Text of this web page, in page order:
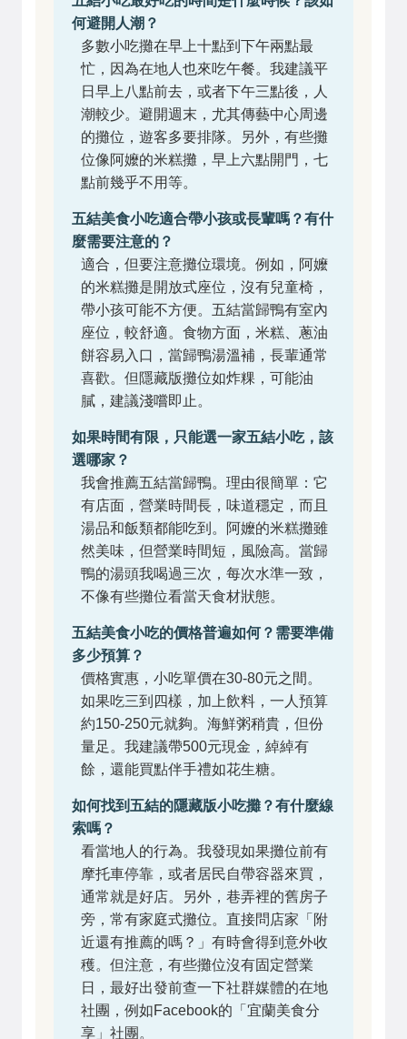
何避開人潮？
多數小吃攤在早上十點到下午兩點最
忙，因為在地人也來吃午餐。我建議平
日早上八點前去，或者下午三點後，人
潮較少。避開週末，尤其傳藝中心周邊
的攤位，遊客多要排隊。另外，有些攤
位像阿嬤的米糕攤，早上六點開門，七
點前幾乎不用等。
五結美食小吃適合帶小孩或長輩嗎？有什
麼需要注意的？
適合，但要注意攤位環境。例如，阿嬤
的米糕攤是開放式座位，沒有兒童椅，
帶小孩可能不方便。五結當歸鴨有室內
座位，較舒適。食物方面，米糕、蔥油
餅容易入口，當歸鴨湯溫補，長輩通常
喜歡。但隱藏版攤位如炸粿，可能油
膩，建議淺嚐即止。
如果時間有限，只能選一家五結小吃，該
選哪家？
我會推薦五結當歸鴨。理由很簡單：它
有店面，營業時間長，味道穩定，而且
湯品和飯類都能吃到。阿嬤的米糕攤雖
然美味，但營業時間短，風險高。當歸
鴨的湯頭我喝過三次，每次水準一致，
不像有些攤位看當天食材狀態。
五結美食小吃的價格普遍如何？需要準備
多少預算？
價格實惠，小吃單價在30-80元之間。
如果吃三到四樣，加上飲料，一人預算
約150-250元就夠。海鮮粥稍貴，但份
量足。我建議帶500元現金，綽綽有
餘，還能買點伴手禮如花生糖。
如何找到五結的隱藏版小吃攤？有什麼線
索嗎？
看當地人的行為。我發現如果攤位前有
摩托車停靠，或者居民自帶容器來買，
通常就是好店。另外，巷弄裡的舊房子
旁，常有家庭式攤位。直接問店家「附
近還有推薦的嗎？」有時會得到意外收
穫。但注意，有些攤位沒有固定營業
日，最好出發前查一下社群媒體的在地
社團，例如Facebook的「宜蘭美食分
享」社團。